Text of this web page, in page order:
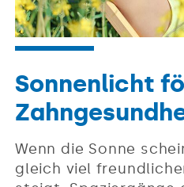
Sonnenlicht
Wenn die Sonne
gleich viel